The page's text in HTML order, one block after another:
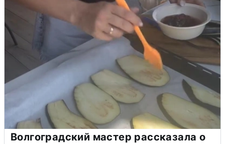
Волгоградский мастер рассказала о